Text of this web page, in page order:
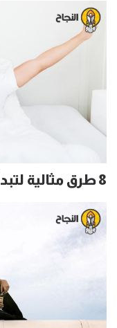
8 طرق مثالية لتبدأ نهارك بإيجابية